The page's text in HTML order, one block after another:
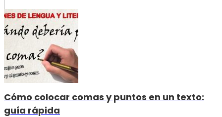
Cómo colocar comas y puntos en un texto:
guía rápida